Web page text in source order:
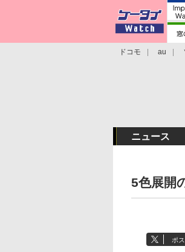
ドコモ au
ニュース
5色展開
ポ